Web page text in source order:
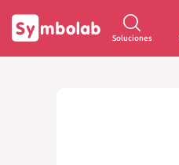
Soluciones